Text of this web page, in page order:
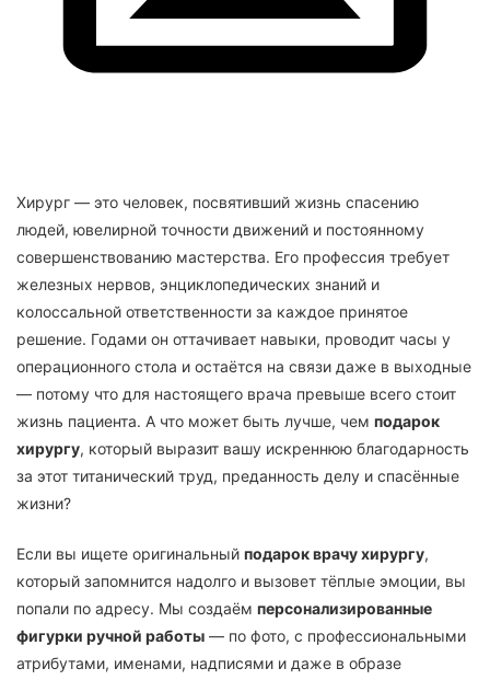
Хирург — это человек, посвятивший жизнь спасению
людей, ювелирной точности движений и постоянному
совершенствованию мастерства. Его профессия требует
железных нервов, энциклопедических знаний и
колоссальной ответственности за каждое принятое
решение. Годами он оттачивает навыки, проводит часы у
операционного стола и остаётся на связи даже в выходные
— потому что для настоящего врача превыше всего стоит
жизнь пациента. А что может быть лучше, чем подарок
хирургу, который выразит вашу искреннюю благодарность
за этот титанический труд, преданность делу и спасённые
жизни?
Если вы ищете оригинальный подарок врачу хирургу,
который запомнится надолго и вызовет тёплые эмоции, вы
попали по адресу. Мы создаём персонализированные
фигурки ручной работы — по фото, с профессиональными
атрибутами, именами, надписями и даже в образе